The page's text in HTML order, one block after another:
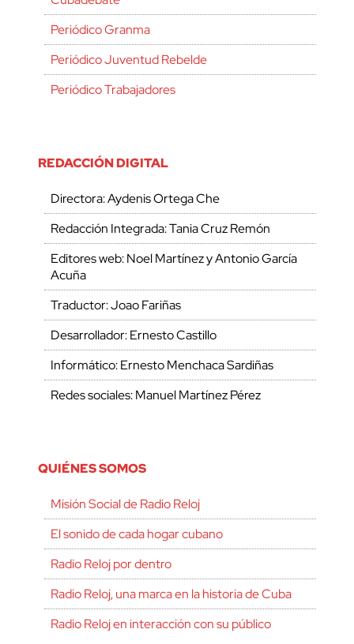
Periódico Granma
Periódico Juventud Rebelde
Periódico Trabajadores
REDACCIÓN DIGITAL
Directora: Aydenis Ortega Che
Redacción Integrada: Tania Cruz Remón
Editores web: Noel Martínez y Antonio García
Acuña
Traductor: Joao Fariñas
Desarrollador: Ernesto Castillo
Informático: Ernesto Menchaca Sardiñas
Redes sociales: Manuel Martínez Pérez
QUIÉNES SOMOS
Misión Social de Radio Reloj
El sonido de cada hogar cubano
Radio Reloj por dentro
Radio Reloj, una marca en la historia de Cuba
Radio Reloj en interacción con su público